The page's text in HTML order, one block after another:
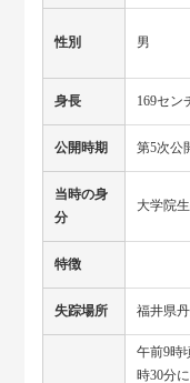
性別 男
身長 169セン
公開時期 第5次公
当時の身
分
大学院
特徴
失踪場所 福井県
午前9時
時30分